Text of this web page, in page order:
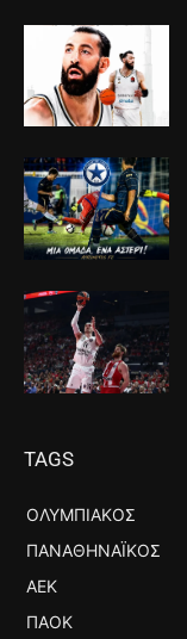
TAGS
ΟΛΥΜΠΙΑΚΌΣ
ΠΑΝΑΘΗΝΑΪΚΌΣ
ΑΕΚ
ΠΑΟΚ